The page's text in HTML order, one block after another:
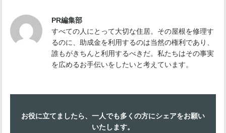
PR編集部
すべての人にとって大切な住居。その屋根を修理す
るのに、助成金を利用するのは当然の権利であり、
誰もがきちんと利用するべきだ。私たちはその事実
を広めるお手伝いをしたいと考えています。
お役に立てましたら、一人でも多くの方にシェアをお願い
いたします。